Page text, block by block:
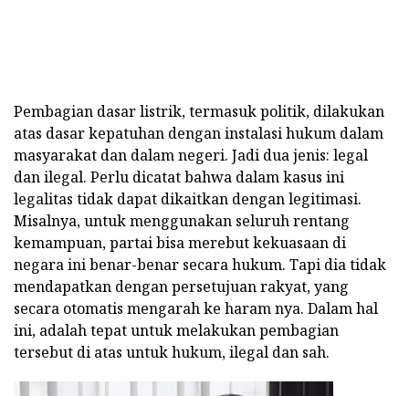
Pembagian dasar listrik, termasuk politik, dilakukan
atas dasar kepatuhan dengan instalasi hukum dalam
masyarakat dan dalam negeri. Jadi dua jenis: legal
dan ilegal. Perlu dicatat bahwa dalam kasus ini
legalitas tidak dapat dikaitkan dengan legitimasi.
Misalnya, untuk menggunakan seluruh rentang
kemampuan, partai bisa merebut kekuasaan di
negara ini benar-benar secara hukum. Tapi dia tidak
mendapatkan dengan persetujuan rakyat, yang
secara otomatis mengarah ke haram nya. Dalam hal
ini, adalah tepat untuk melakukan pembagian
tersebut di atas untuk hukum, ilegal dan sah.